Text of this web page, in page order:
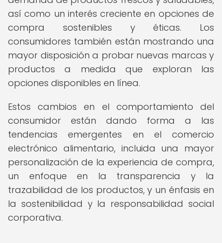
así como un interés creciente en opciones de
compra sostenibles y éticas. Los
consumidores también están mostrando una
mayor disposición a probar nuevas marcas y
productos a medida que exploran las
opciones disponibles en línea.
Estos cambios en el comportamiento del
consumidor están dando forma a las
tendencias emergentes en el comercio
electrónico alimentario, incluida una mayor
personalización de la experiencia de compra,
un enfoque en la transparencia y la
trazabilidad de los productos, y un énfasis en
la sostenibilidad y la responsabilidad social
corporativa.